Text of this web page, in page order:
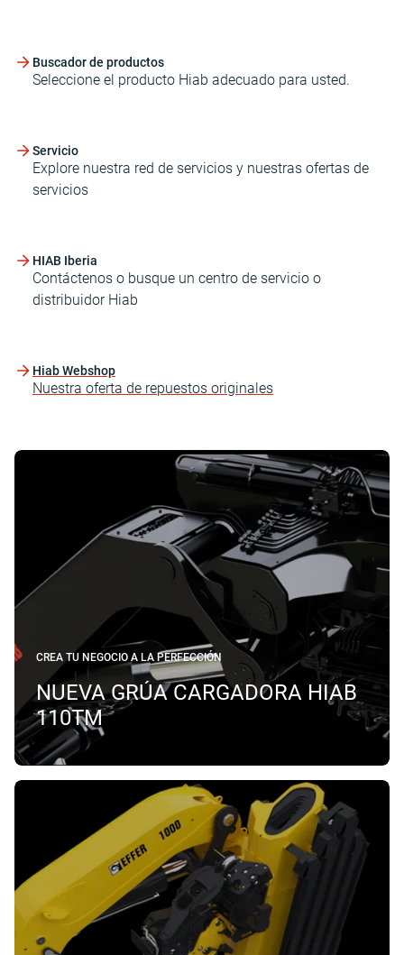
Buscador de productos
Seleccione el producto Hiab adecuado para usted.
Servicio
Explore nuestra red de servicios y nuestras ofertas de
servicios
HIAB Iberia
Contáctenos o busque un centro de servicio o
distribuidor Hiab
Hiab Webshop
Nuestra oferta de repuestos originales
CREA TU NEGOCIO A LA PERFECCIÓN
NUEVA GRÚA CARGADORA HIAB
110TM